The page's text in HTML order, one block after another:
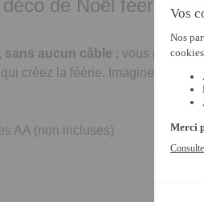
de Noël féerique
sans aucun câble : vous pouvez
créez la féérie. Imaginez
AA (non incluses)